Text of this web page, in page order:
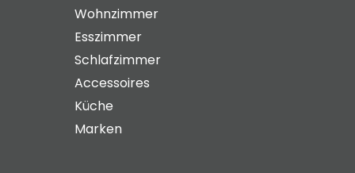
Wohnzimmer
Esszimmer
Schlafzimmer
Accessoires
Küche
Marken